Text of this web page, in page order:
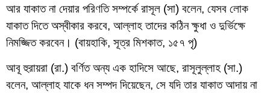
আর যাকাত না দেয়ার পরিণতি সম্পর্কে রাসূল (সা) বলেন, যেসব লোক
যাকাত দিতে অস্বীকার করবে, আল্লাহ তাদের কঠিন ক্ষুধা ও দুর্ভিক্ষে
নিমজ্জিত করবেন। (বায়হাকি, সূত্র মিশকাত, ১৫৭ পৃ)
আবূ হুরায়রা (রা.) বর্ণিত অন্য এক হাদিসে আছে, রাসূলুল্লাহ (সা.)
বলেন, আল্লাহ যাকে ধন সম্পদ দিয়েছেন, সে যদি তার যাকাত আদায় না